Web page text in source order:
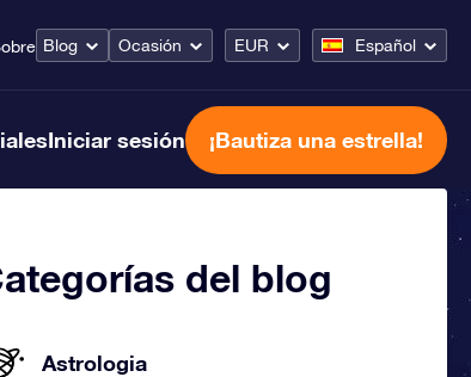
Blog Ocasión EUR Español
Iniciar sesión ¡Bautiza una estrella!
del blog
Astrologia